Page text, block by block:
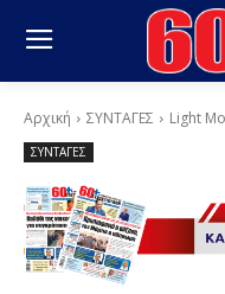
Αρχική ΣΥΝΤΑΓΕΣ Light
ΣΥΝΤΑΓΕΣ